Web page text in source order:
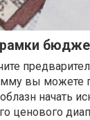
вы можете
начать
ценового